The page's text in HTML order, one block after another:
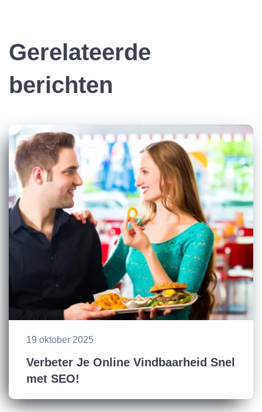
Gerelateerde
berichten
19 oktober 2025
Verbeter Je Online Vindbaarheid Snel
met SEO!